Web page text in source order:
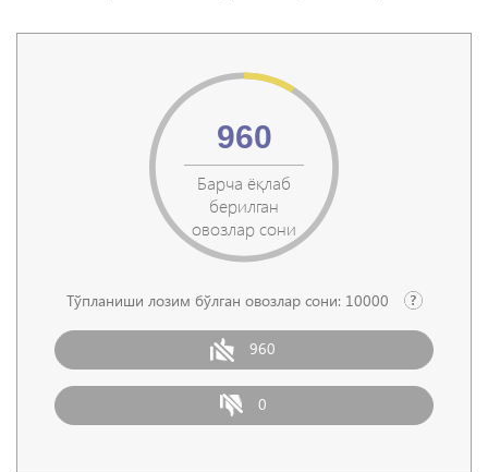
Барча ёқлаб
берилган
овозлар сони
960
Тўпланиши лозим бўлган овозлар сони: 10000
960
0